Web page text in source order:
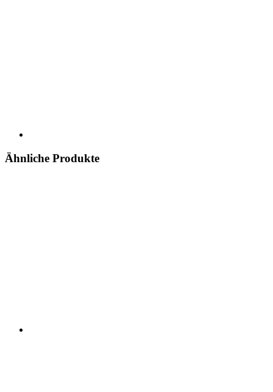
Ähnliche Produkte